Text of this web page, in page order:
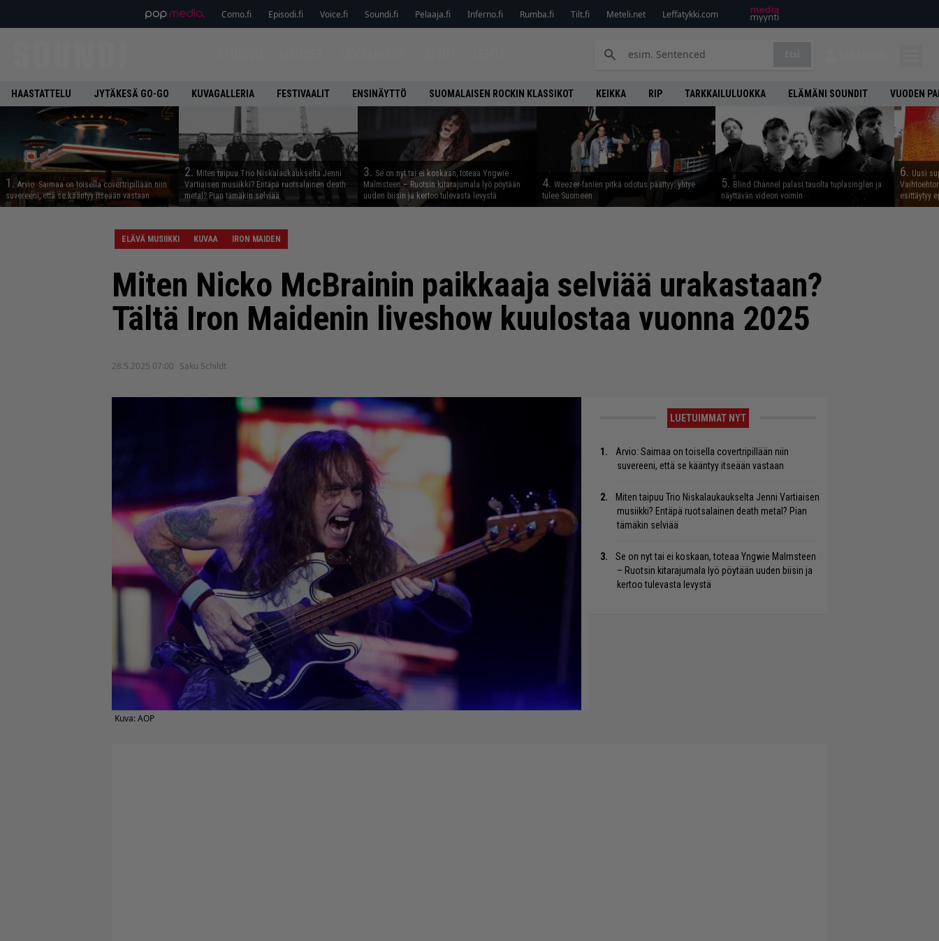
Como.fi Episodi.fi Voice.fi Soundi.fi Pelaaja.fi Inferno.fi Rumba.fi Tilt.fi Meteli.net Leffatykki.com
HAASTATTELU JYTÄKESÄ GO-GO KUVAGALLERIA FESTIVAALIT ENSINÄYTTÖ SUOMALAISEN ROCKIN KLASSIKOT KEIKKA RIP TARKKAILULUOKKA ELÄMÄNI SOUNDIT VUODEN
1. Arvio: Saimaa on toisella covertripillään niin
suvereeni, että se kääntyy itseään vastaan
2. Miten taipuu Trio Niskalaukaukselta Jenni
Vartiaisen musiikki? Entäpä ruotsalainen death
metal? Pian tämäkin selviää
3. Se on nyt tai ei koskaan, toteaa Yngwie
Malmsteen – Ruotsin kitarajumala lyö pöytään
uuden biisin ja kertoo tulevasta levystä
4. Weezer-fanien pitkä odotus päättyy: yhtye
tulee Suomeen
5. Blind Channel palasi tauolta tuplasinglen ja
näyttävän videon voimin
6. Uusi
esittäytyy
ELÄVÄ MUSIIKKI KUVAA IRON MAIDEN
Miten Nicko McBrainin paikkaaja selviää urakastaan?
Tältä Iron Maidenin liveshow kuulostaa vuonna 2025
28.5.2025 07:00 Saku Schildt
Kuva: AOP
LUETUIMMAT NYT
Arvio: Saimaa on toisella covertripillään niin
suvereeni, että se kääntyy itseään vastaan
Miten taipuu Trio Niskalaukaukselta Jenni Vartiaisen
musiikki? Entäpä ruotsalainen death metal? Pian
tämäkin selviää
Se on nyt tai ei koskaan, toteaa Yngwie Malmsteen
– Ruotsin kitarajumala lyö pöytään uuden biisin ja
kertoo tulevasta levystä